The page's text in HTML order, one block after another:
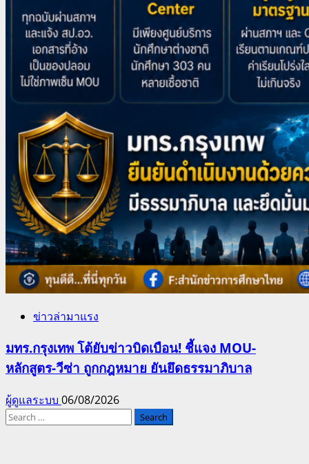
ข่าวล่ามาแรง
มทร.กรุงเทพ โต้ยับข่าวบิดเบือน! ชี้แจง MOU-
หลักสูตร-วีซ่า ถูกกฎหมาย ยันยึดธรรมาภิบาล
ผู้ดูแลระบบ 06/08/2026
Search